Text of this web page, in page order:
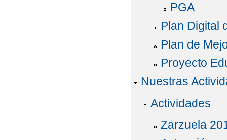
PGA
Plan Digital
Plan de
Proyecto
Nuestras
Actividades
Zarzuela